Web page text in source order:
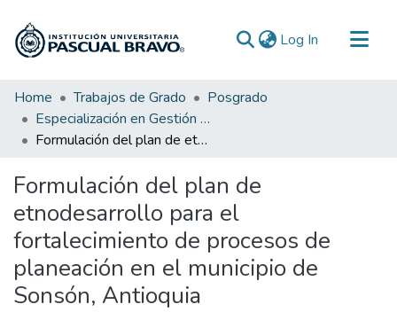
Log In (current)
Communities & Collections
All of DSpace
Statistics
Home Trabajos de Grado
Posgrado
Especialización en Gestión de Proyectos
Formulación del plan de etnodesarrollo para el fortalecimiento de procesos de planeación en el municipio de Sonsón, Antioquia
Formulación del plan de
etnodesarrollo para el
fortalecimiento de procesos de
planeación en el municipio de
Sonsón, Antioquia